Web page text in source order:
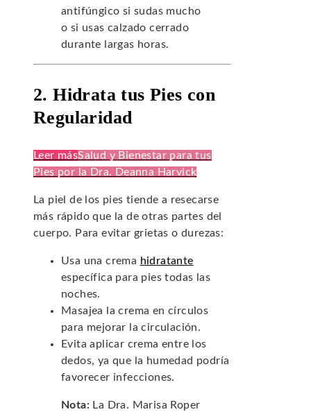
antifúngico si sudas mucho
o si usas calzado cerrado
durante largas horas.
2. Hidrata tus Pies con
Regularidad
Leer másSalud y Bienestar para tus
Pies por la Dra. Deanna Harvick
La piel de los pies tiende a resecarse
más rápido que la de otras partes del
cuerpo. Para evitar grietas o durezas:
Usa una crema hidratante
específica para pies todas las
noches.
Masajea la crema en círculos
para mejorar la circulación.
Evita aplicar crema entre los
dedos, ya que la humedad podría
favorecer infecciones.
Nota: La Dra. Marisa Roper